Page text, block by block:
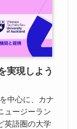
実現しよう
中心に、カナ
ュージーラン
英語圏の大学